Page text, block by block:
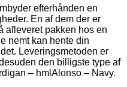
efterhånden en
En af dem der er
afleveret pakken hos en
nemt kan hente din
Leveringsmetoden er
den billigste type af
– hmlAlonso – Navy.